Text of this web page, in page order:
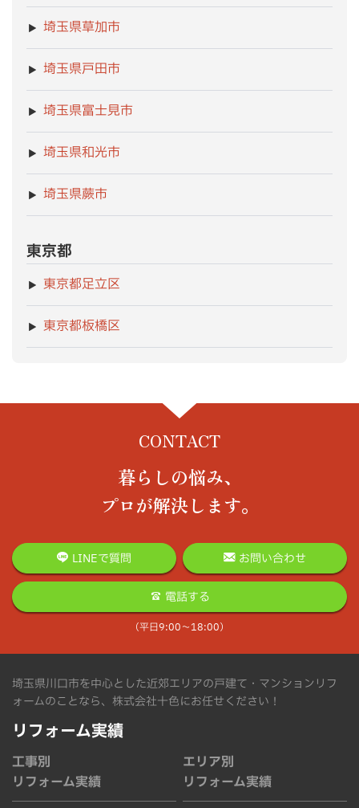
埼玉県草加市
埼玉県戸田市
埼玉県富士見市
埼玉県和光市
埼玉県蕨市
東京都
東京都足立区
東京都板橋区
CONTACT
暮らしの悩み、
プロが解決します。
LINEで質問 お問い合わせ
電話する
（平日9:00〜18:00）
埼玉県川口市を中心とした近郊エリアの戸建て・マンションリフ
ォームのことなら、株式会社十色にお任せください！
リフォーム実績
工事別
リフォーム実績
エリア別
リフォーム実績